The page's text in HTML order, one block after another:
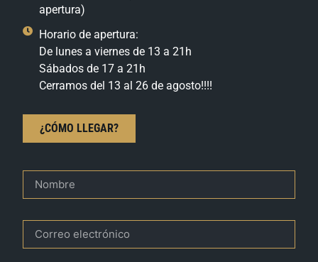
apertura)
Horario de apertura:
De lunes a viernes de 13 a 21h
Sábados de 17 a 21h
Cerramos del 13 al 26 de agosto!!!!
¿CÓMO LLEGAR?